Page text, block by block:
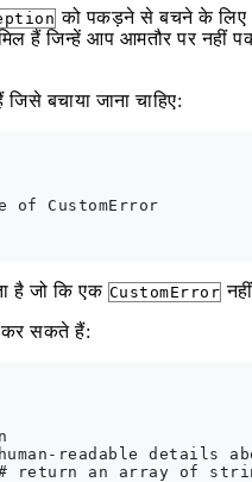
को पकड़ने से बचने के लिए
हैं जिन्हें आप आमतौर पर नहीं
बचाया जाना चाहिए:
of CustomError
है जो कि एक CustomError
कर सकते हैं:
readable details
return an array of